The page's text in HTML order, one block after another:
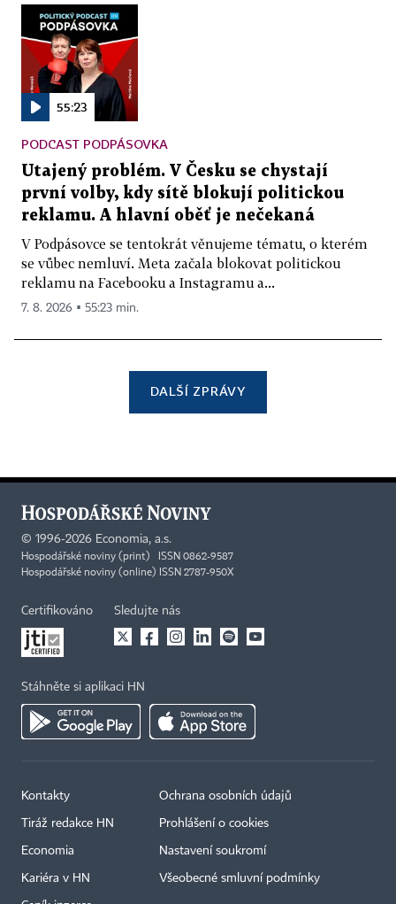
55:23
PODCAST PODPÁSOVKA
Utajený problém. V Česku se chystají
první volby, kdy sítě blokují politickou
reklamu. A hlavní oběť je nečekaná
V Podpásovce se tentokrát věnujeme tématu, o kterém
se vůbec nemluví. Meta začala blokovat politickou
reklamu na Facebooku a Instagramu a...
7. 8. 2026 ▪ 55:23 min.
DALŠÍ ZPRÁVY
© 1996-2026 Economia, a.s.
Hospodářské noviny (print) ISSN 0862-9587
Hospodářské noviny (online) ISSN 2787-950X
Certifikováno Sledujte nás
Stáhněte si aplikaci HN
Kontakty
Tiráž redakce HN
Economia
Kariéra v HN
Ochrana osobních údajů
Prohlášení o cookies
Nastavení soukromí
Všeobecné smluvní podmínky